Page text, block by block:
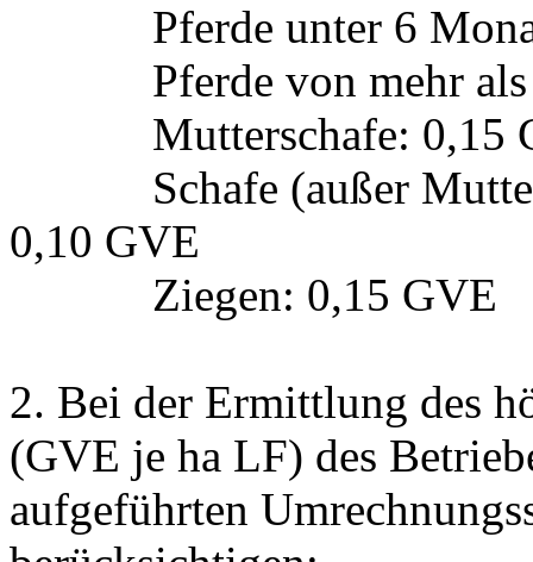
Pferde unter 6
Pferde von mehr
Mutterschafe: 0,15
Schafe (außer
0,10 GVE
Ziegen: 0,15 GVE
2. Bei der Ermittlung des
(GVE je ha LF) des
aufgeführten